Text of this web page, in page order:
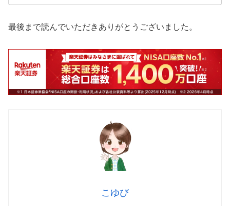
最後まで読んでいただきありがとうございました。
こゆび